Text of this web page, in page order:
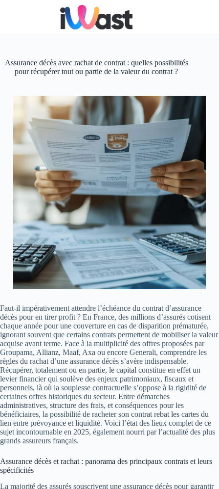
Assurance décès avec rachat de contrat : quelles possibilités
pour récupérer tout ou partie de la valeur du contrat ?
Faut-il impérativement attendre l’échéance du contrat d’assurance
décès pour en tirer profit ? En France, des millions d’assurés cotisent
chaque année pour une couverture en cas de disparition prématurée,
ignorant souvent que certains contrats permettent de mobiliser la valeur
acquise avant terme. Face à la multiplicité des offres proposées par
Groupama, Allianz, Maaf, Axa ou encore Generali, comprendre les
règles du rachat d’une assurance décès s’avère indispensable.
Récupérer, totalement ou en partie, le capital constitue en effet un
levier financier qui soulève des enjeux patrimoniaux, fiscaux et
personnels, là où la souplesse contractuelle s’oppose à la rigidité de
certaines offres historiques du secteur. Entre démarches
administratives, structure des frais, et conséquences pour les
bénéficiaires, la possibilité de racheter son contrat rebat les cartes du
lien entre prévoyance et liquidité. Voici l’état des lieux complet de ce
sujet incontournable en 2025, également nourri par l’actualité des plus
grands assureurs français.
Assurance décès et rachat : panorama des principaux contrats et leurs
spécificités
La majorité des assurés souscrivent une assurance décès pour garantir